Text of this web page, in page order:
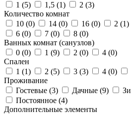
1 (5) 1,5 (1) 2 (3)
Количество комнат
10 (0) 14 (0) 16 (0) 2 (1)
6 (0) 7 (0) 8 (0)
Ванных комнат (санузлов)
0 (0) 1 (9) 2 (0) 4 (0)
Спален
1 (1) 2 (5) 3 (3) 4 (0)
Проживание
Гостевые (3) Дачные (9)
Постоянное (4)
Дополнительные элементы